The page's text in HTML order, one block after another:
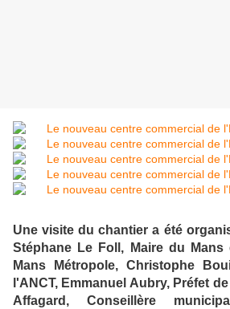
Une visite du chantier a été
Stéphane Le Foll, Maire du
Mans Métropole, Christophe
l'ANCT, Emmanuel Aubry, Préfet
Affagard, Conseillère